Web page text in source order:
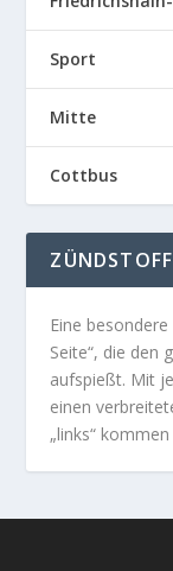
Sport
Mitte
Cottbus
ZÜNDSTOFF
Eine
Seite“, die den
aufspießt. Mit
einen
„links“